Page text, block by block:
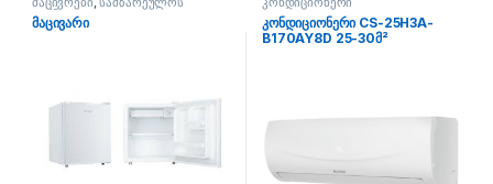
ტექნიკა
მაცივარი
კონდიციონერი CS-25H3A-
B170AY8D 25-30მ²